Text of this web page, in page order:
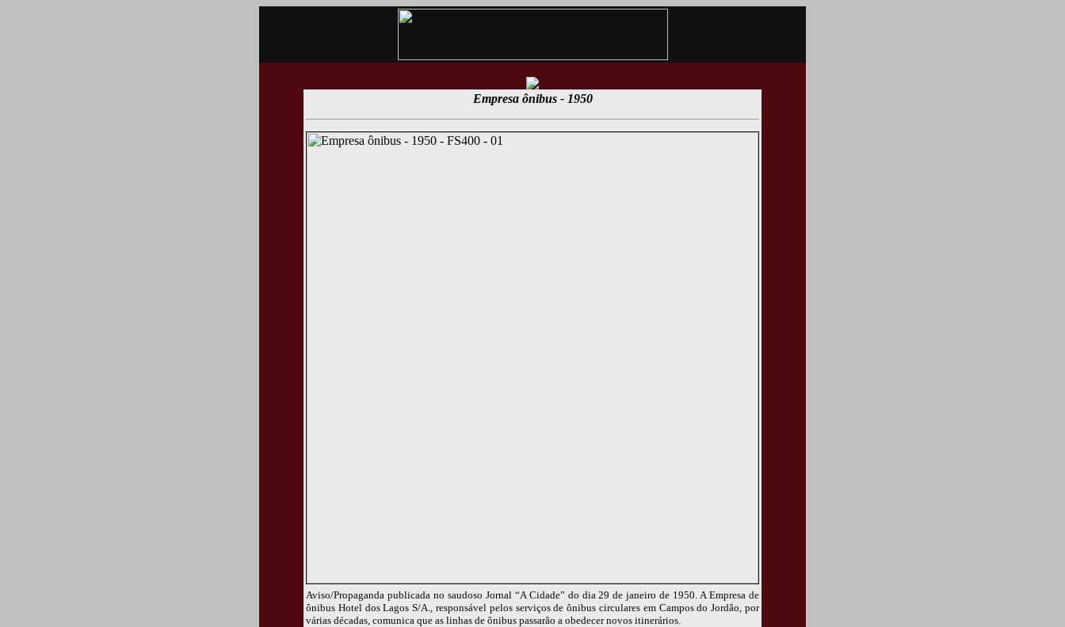
Empresa ônibus - 1950
Aviso/Propaganda publicada no saudoso Jornal “A Cidade” do dia 29 de janeiro de 1950. A Empresa de
ônibus Hotel dos Lagos S/A., responsável pelos serviços de ônibus circulares em Campos do Jordão, por
várias décadas, comunica que as linhas de ônibus passarão a obedecer novos itinerários.